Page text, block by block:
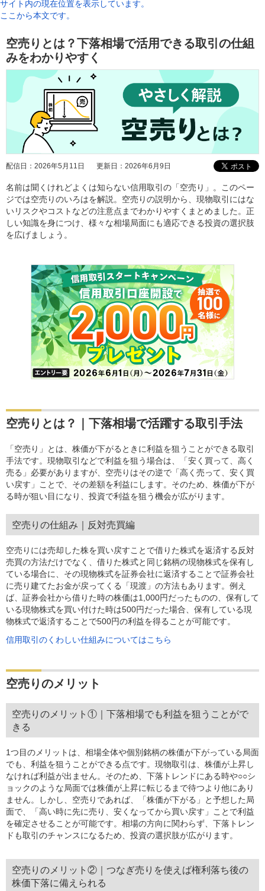
サイト内の現在位置を表示しています。
ここから本文です。
空売りとは？下落相場で活用できる取引の仕組
みをわかりやすく
配信日： 2026年5月11日 更新日： 2026年6月9日
名前は聞くけれどよくは知らない信用取引の「空売り」。このペー
ジでは空売りのいろはを解説。空売りの説明から、現物取引にはな
いリスクやコストなどの注意点までわかりやすくまとめました。正
しい知識を身につけ、様々な相場局面にも適応できる投資の選択肢
を広げましょう。
空売りとは？｜下落相場で活躍する取引手法
「空売り」とは、株価が下がるときに利益を狙うことができる取引
手法です。現物取引などで利益を狙う場合は、「安く買って、高く
売る」必要がありますが、空売りはその逆で「高く売って、安く買
い戻す」ことで、その差額を利益にします。そのため、株価が下が
る時が狙い目になり、投資で利益を狙う機会が広がります。
空売りの仕組み｜反対売買編
空売りには売却した株を買い戻すことで借りた株式を返済する反対
売買の方法だけでなく、借りた株式と同じ銘柄の現物株式を保有し
ている場合に、その現物株式を証券会社に返済することで証券会社
に売り建てたお金が戻ってくる「現渡」の方法もあります。例え
ば、証券会社から借りた時の株価は1,000円だったものの、保有して
いる現物株式を買い付けた時は500円だった場合、保有している現
物株式で返済することで500円の利益を得ることが可能です。
信用取引のくわしい仕組みについてはこちら
空売りのメリット
空売りのメリット①｜下落相場でも利益を狙うことがで
きる
1つ目のメリットは、相場全体や個別銘柄の株価が下がっている局面
でも、利益を狙うことができる点です。現物取引は、株価が上昇し
なければ利益が出ません。そのため、下落トレンドにある時や○○シ
ョックのような局面では株価が上昇に転じるまで待つより他にあり
ません。しかし、空売りであれば、「株価が下がる」と予想した局
面で、「高い時に先に売り、安くなってから買い戻す」ことで利益
を確定させることが可能です。相場の方向に関わらず、下落トレン
ドも取引のチャンスになるため、投資の選択肢が広がります。
空売りのメリット②｜つなぎ売りを使えば権利落ち後の
株価下落に備えられる